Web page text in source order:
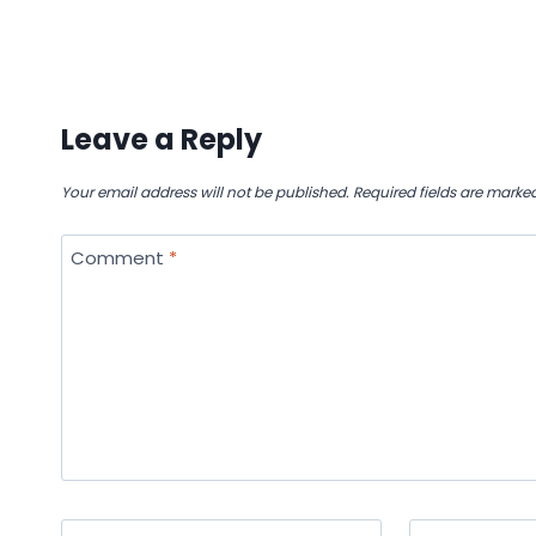
Leave a Reply
Your email address will not be published. Required fields are
Comment *